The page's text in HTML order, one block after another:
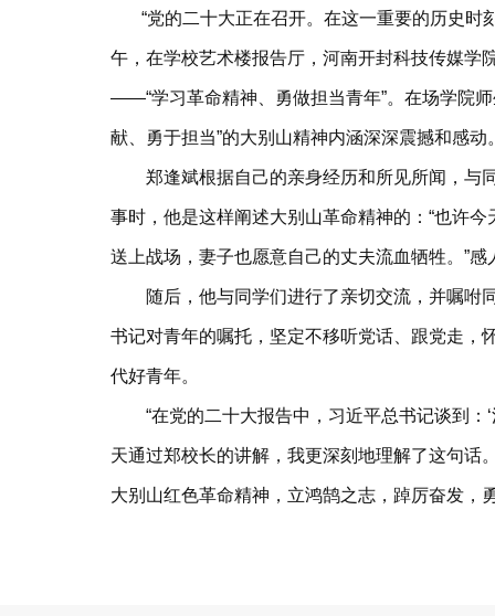
“党的二十大正在召开。在这一重要的历史时
午，在学校艺术楼报告厅，河南开封科技传媒学
——“学习革命精神、勇做担当青年”。在场学院
献、勇于担当”的大别山精神内涵深深震撼和感动
郑逢斌根据自己的亲身经历和所见所闻，与同
事时，他是这样阐述大别山革命精神的：“也许
送上战场，妻子也愿意自己的丈夫流血牺牲。”
随后，他与同学们进行了亲切交流，并嘱咐同
书记对青年的嘱托，坚定不移听党话、跟党走，
代好青年。
“在党的二十大报告中，习近平总书记谈到：‘
天通过郑校长的讲解，我更深刻地理解了这句话
大别山红色革命精神，立鸿鹄之志，踔厉奋发，